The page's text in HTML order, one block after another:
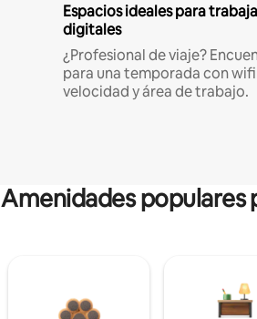
Espacios ideales para
digitales
¿Profesional de viaje?
para una temporada con
velocidad y área de trabajo.
Amenidades populares